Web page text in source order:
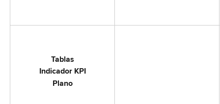
Tablas
Indicador KPI
Plano